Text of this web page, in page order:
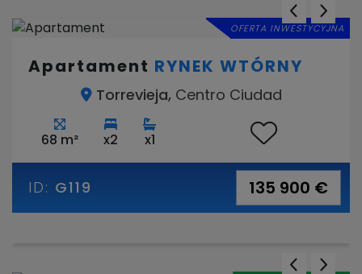
OFERTA INWESTYCYJNA
Apartament RYNEK WTÓRNY
Torrevieja, Centro Ciudad
68 m² x2 x1
ID: G119 135 900 €